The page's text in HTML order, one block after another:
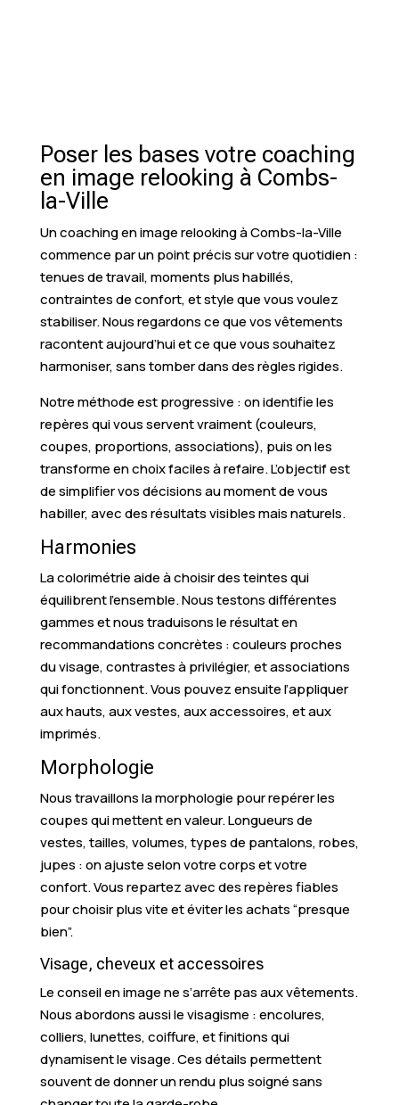
Poser les bases votre coaching
en image relooking à Combs-
la-Ville
Un coaching en image relooking à Combs-la-Ville
commence par un point précis sur votre quotidien :
tenues de travail, moments plus habillés,
contraintes de confort, et style que vous voulez
stabiliser. Nous regardons ce que vos vêtements
racontent aujourd’hui et ce que vous souhaitez
harmoniser, sans tomber dans des règles rigides.
Notre méthode est progressive : on identifie les
repères qui vous servent vraiment (couleurs,
coupes, proportions, associations), puis on les
transforme en choix faciles à refaire. L’objectif est
de simplifier vos décisions au moment de vous
habiller, avec des résultats visibles mais naturels.
Harmonies
La colorimétrie aide à choisir des teintes qui
équilibrent l’ensemble. Nous testons différentes
gammes et nous traduisons le résultat en
recommandations concrètes : couleurs proches
du visage, contrastes à privilégier, et associations
qui fonctionnent. Vous pouvez ensuite l’appliquer
aux hauts, aux vestes, aux accessoires, et aux
imprimés.
Morphologie
Nous travaillons la morphologie pour repérer les
coupes qui mettent en valeur. Longueurs de
vestes, tailles, volumes, types de pantalons, robes,
jupes : on ajuste selon votre corps et votre
confort. Vous repartez avec des repères fiables
pour choisir plus vite et éviter les achats “presque
bien”.
Visage, cheveux et accessoires
Le conseil en image ne s’arrête pas aux vêtements.
Nous abordons aussi le visagisme : encolures,
colliers, lunettes, coiffure, et finitions qui
dynamisent le visage. Ces détails permettent
souvent de donner un rendu plus soigné sans